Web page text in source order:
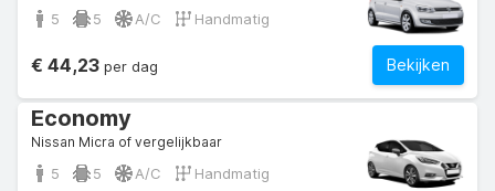
5 5 A/C Handmatig
Bekijken
€ 44,23 per dag
Economy
Nissan Micra of vergelijkbaar
5 5 A/C Handmatig